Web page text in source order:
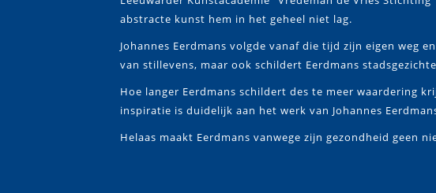
abstracte kunst hem in het geheel niet lag.
Johannes Eerdmans volgde vanaf die tijd zijn eigen weg
van stillevens, maar ook schildert Eerdmans
Hoe langer Eerdmans schildert des te meer waardering
inspiratie is duidelijk aan het werk van Johannes
Helaas maakt Eerdmans vanwege zijn gezondheid geen